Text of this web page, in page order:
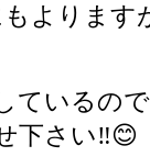
よります
ているの
下さい‼️😊